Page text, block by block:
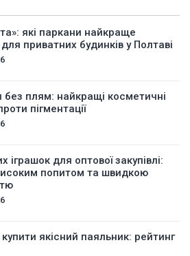
які паркани найкраще
приватних будинків у Полтаві
без плям: найкращі косметичні
пігментації
іграшок для оптової закупівлі:
попитом та швидкою
якісний паяльник: рейтинг